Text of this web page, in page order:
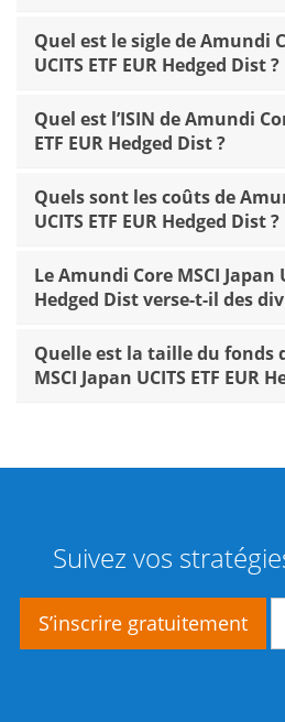
Quel est le sigle de Amundi
UCITS ETF EUR Hedged Dist ?
Quel est l’ISIN de Amundi
ETF EUR Hedged Dist ?
Quels sont les coûts de
UCITS ETF EUR Hedged Dist ?
Le Amundi Core MSCI Japan
Hedged Dist verse-t-il des
Quelle est la taille du fonds
MSCI Japan UCITS ETF EUR
Suivez vos
S’inscrire gratuitement